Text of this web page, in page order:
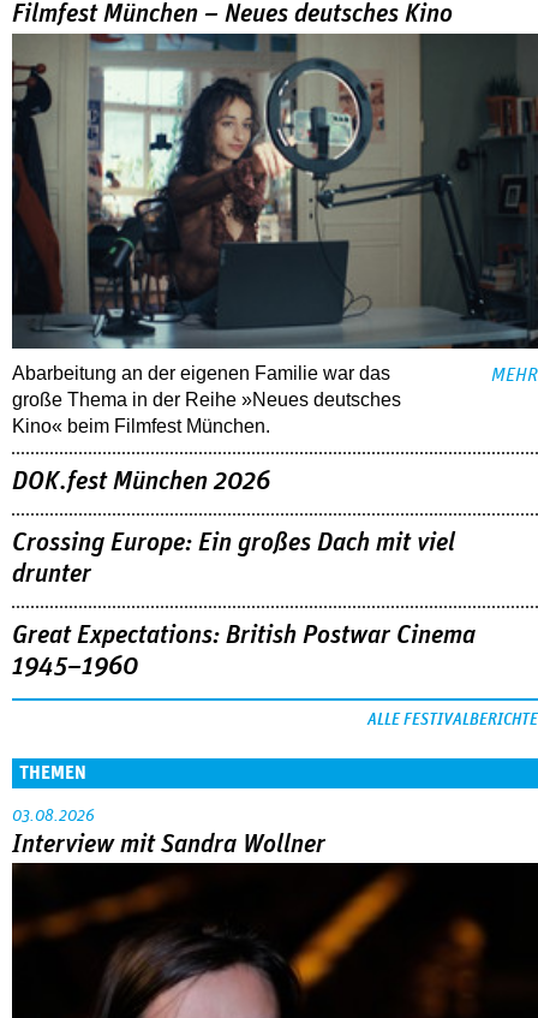
Filmfest München – Neues deutsches Kino
Abarbeitung an der eigenen Familie war das
große Thema in der Reihe »Neues deutsches
Kino« beim Filmfest München.
MEHR
DOK.fest München 2026
Crossing Europe: Ein großes Dach mit viel
drunter
Great Expectations: British Postwar Cinema
1945–1960
ALLE FESTIVALBERICHTE
THEMEN
03.08.2026
Interview mit Sandra Wollner